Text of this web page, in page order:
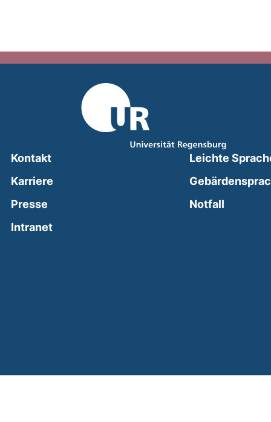
Kontakt
Karriere
Presse
Intranet(external link, opens in a new window)
Leichte
Notfall